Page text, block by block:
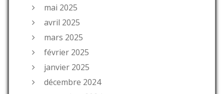
mai 2025
avril 2025
mars 2025
février 2025
janvier 2025
décembre 2024